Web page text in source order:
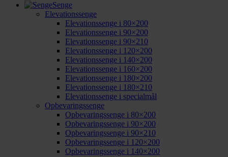
Senge
Elevationssenge
Elevationssenge i 80×200
Elevationssenge i 90×200
Elevationssenge i 90×210
Elevationssenge i 120×200
Elevationssenge i 140×200
Elevationssenge i 160×200
Elevationssenge i 180×200
Elevationssenge i 180×210
Elevationssenge i specialmål
Opbevaringssenge
Opbevaringssenge i 80×200
Opbevaringssenge i 90×200
Opbevaringssenge i 90×210
Opbevaringssenge i 120×200
Opbevaringssenge i 140×200